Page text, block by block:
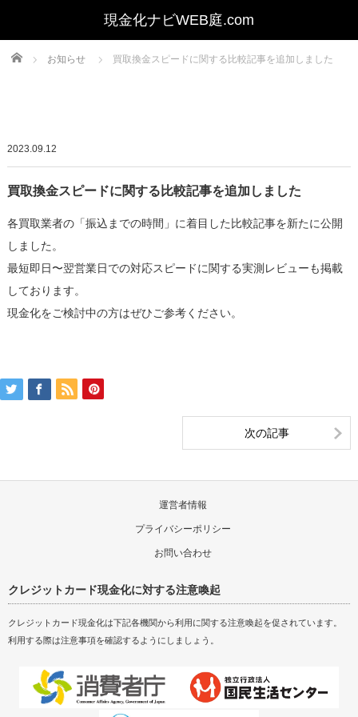
Home お知らせ 買取換金スピードに関する比較記事を追加しました
2023.09.12
買取換金スピードに関する比較記事を追加しました
各買取業者の「振込までの時間」に着目した比較記事を新たに公開
しました。
最短即日〜翌営業日での対応スピードに関する実測レビューも掲載
しております。
現金化をご検討中の方はぜひご参考ください。
次の記事
運営者情報
プライバシーポリシー
お問い合わせ
クレジットカード現金化に対する注意喚起
クレジットカード現金化は下記各機関から利用に関する注意喚起を促されています。
利用する際は注意事項を確認するようにしましょう。